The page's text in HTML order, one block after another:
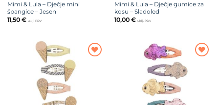
Mimi & Lula – Dječje mini
špangice – Jesen
11,50 € uklj. PDV
Mimi & Lula – Dječje gumice za
kosu – Sladoled
10,00 € uklj. PDV